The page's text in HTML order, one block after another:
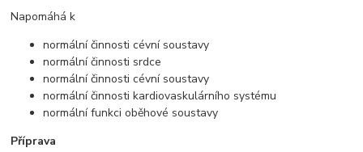
Napomáhá k
normální činnosti cévní soustavy
normální činnosti srdce
normální činnosti cévní soustavy
normální činnosti kardiovaskulárního systému
normální funkci oběhové soustavy
Příprava